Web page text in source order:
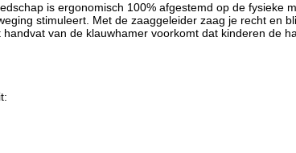
is ergonomisch 100% afgestemd op de fysieke
stimuleert. Met de zaaggeleider zaag je recht en
van de klauwhamer voorkomt dat kinderen de